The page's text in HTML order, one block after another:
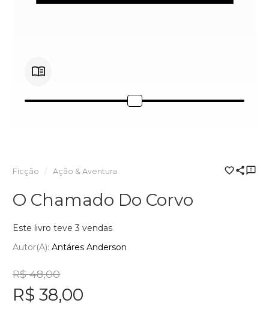
Ficção Ação & Aventura
O Chamado Do Corvo
Este livro teve 3 vendas
Autor(a): Antáres Anderson
R$ 48,00
R$ 38,00